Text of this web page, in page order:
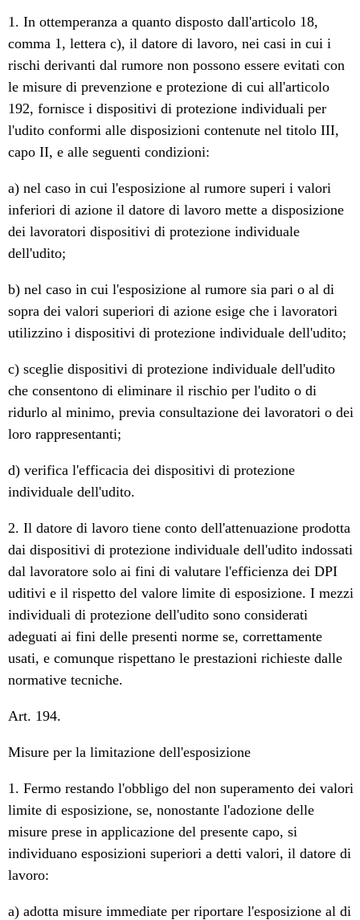
1. In ottemperanza a quanto disposto dall'articolo 18,
comma 1, lettera c), il datore di lavoro, nei casi in cui i
rischi derivanti dal rumore non possono essere evitati con
le misure di prevenzione e protezione di cui all'articolo
192, fornisce i dispositivi di protezione individuali per
l'udito conformi alle disposizioni contenute nel titolo III,
capo II, e alle seguenti condizioni:
a) nel caso in cui l'esposizione al rumore superi i valori
inferiori di azione il datore di lavoro mette a disposizione
dei lavoratori dispositivi di protezione individuale
dell'udito;
b) nel caso in cui l'esposizione al rumore sia pari o al di
sopra dei valori superiori di azione esige che i lavoratori
utilizzino i dispositivi di protezione individuale dell'udito;
c) sceglie dispositivi di protezione individuale dell'udito
che consentono di eliminare il rischio per l'udito o di
ridurlo al minimo, previa consultazione dei lavoratori o dei
loro rappresentanti;
d) verifica l'efficacia dei dispositivi di protezione
individuale dell'udito.
2. Il datore di lavoro tiene conto dell'attenuazione prodotta
dai dispositivi di protezione individuale dell'udito indossati
dal lavoratore solo ai fini di valutare l'efficienza dei DPI
uditivi e il rispetto del valore limite di esposizione. I mezzi
individuali di protezione dell'udito sono considerati
adeguati ai fini delle presenti norme se, correttamente
usati, e comunque rispettano le prestazioni richieste dalle
normative tecniche.
Art. 194.
Misure per la limitazione dell'esposizione
1. Fermo restando l'obbligo del non superamento dei valori
limite di esposizione, se, nonostante l'adozione delle
misure prese in applicazione del presente capo, si
individuano esposizioni superiori a detti valori, il datore di
lavoro:
a) adotta misure immediate per riportare l'esposizione al di